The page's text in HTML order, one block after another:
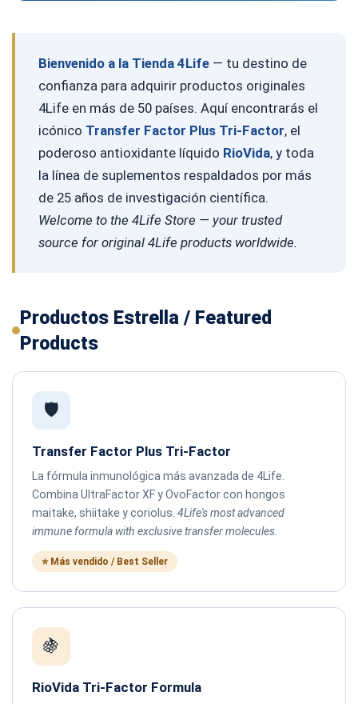
Bienvenido a la Tienda 4Life— tu destino de
confianza para adquirir productos originales
4Life en más de 50 países. Aquí encontrarás el
icónico Transfer Factor Plus Tri-Factor, el
poderoso antioxidante líquido RioVida, y toda
la línea de suplementos respaldados por más
de 25 años de investigación científica.
Welcome to the 4Life Store — your trusted
source for original 4Life products worldwide.
Productos Estrella / Featured
Products
🛡️
Transfer Factor Plus Tri-Factor
La fórmula inmunológica más avanzada de 4Life.
Combina UltraFactor XF y OvoFactor con hongos
maitake, shiitake y coriolus. 4Life's most advanced
immune formula with exclusive transfer molecules.
⭐ Más vendido / Best Seller
🍇
RioVida Tri-Factor Formula